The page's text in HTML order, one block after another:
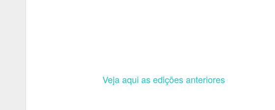
Veja aqui as edições anteriores